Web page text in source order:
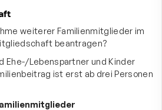
weiterer Familienmitglieder im
beantragen?
Ehe-/Lebenspartner und Kinder
ist erst ab drei Personen